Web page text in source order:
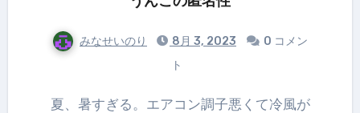
みなせいのり 8月 3, 2023
0 コメン
ト
夏、暑すぎる。エアコン調子悪くて冷風が